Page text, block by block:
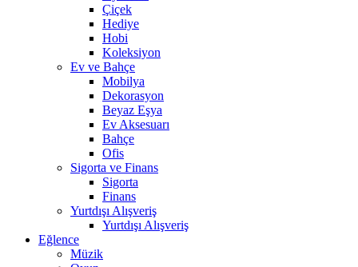
Çiçek
Hediye
Hobi
Koleksiyon
Ev ve Bahçe
Mobilya
Dekorasyon
Beyaz Eşya
Ev Aksesuarı
Bahçe
Ofis
Sigorta ve Finans
Sigorta
Finans
Yurtdışı Alışveriş
Yurtdışı Alışveriş
Eğlence
Müzik